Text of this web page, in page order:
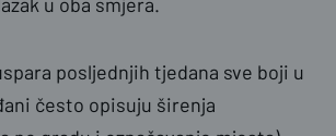
posljednjih tjedana sve boji u
često opisuju širenja